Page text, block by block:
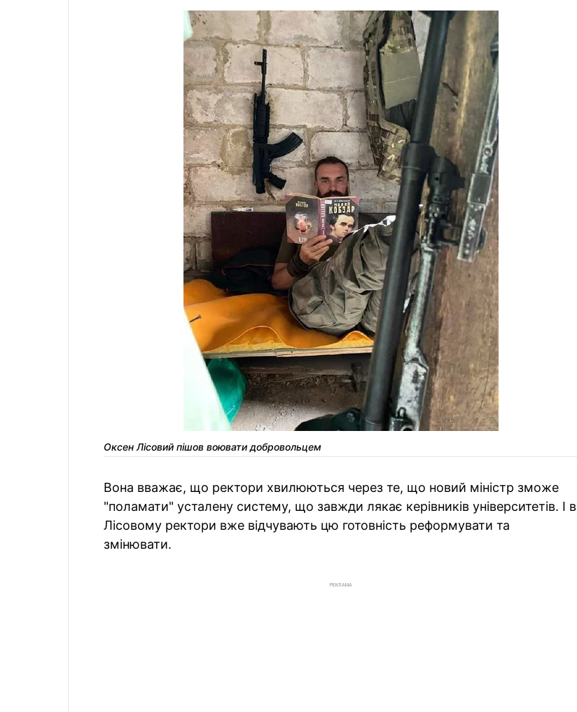
Оксен Лісовий пішов воювати добровольцем
Вона вважає, що ректори хвилюються через те, що новий міністр зможе
"поламати" усталену систему, що завжди лякає керівників університетів. І в
Лісовому ректори вже відчувають цю готовність реформувати та
змінювати.
РЕКЛАМА